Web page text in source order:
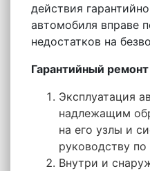
действия
автомобиля вправе
недостатков на
Гарантийный
Эксплуатация
надлежащим
на его узлы и
руководству по
Внутри и